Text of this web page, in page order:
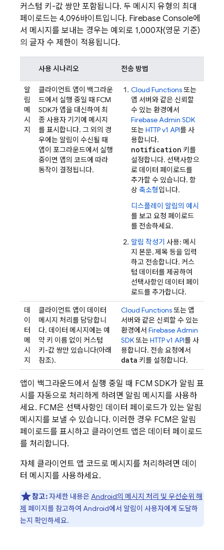
커스텀 키-값 쌍만 포함됩니다. 두 메시지 유형의 최대
페이로드는 4,096바이트입니다. Firebase Console에
서 메시지를 보내는 경우는 예외로 1,000자(영문 기준)
의 글자 수 제한이 적용됩니다.
사용 시나리오 전송 방법
알
림
메
시
지
클라이언트 앱이 백그라운
드에서 실행 중일 때 FCM
SDK가 앱을 대신하여 최
종 사용자 기기에 메시지
를 표시합니다. 그 외의 경
우에는 알림이 수신될 때
앱이 포그라운드에서 실행
중이면 앱의 코드에 따라
동작이 결정됩니다.
Cloud Functions 또는
앱 서버와 같은 신뢰할
수 있는 환경에서
FirebaseAdmin SDK
또는HTTP v1 API를 사
용합니다.
notification 키를
설정합니다. 선택사항으
로 데이터 페이로드를
추가할 수 있습니다. 항
상 축소형입니다.
디스플레이 알림의 예시
를 보고 요청 페이로드
를 전송하세요.
알림 작성기 사용: 메시
지 본문, 제목 등을 입력
하고 전송합니다. 커스
텀 데이터를 제공하여
선택사항인 데이터 페이
로드를 추가합니다.
데
이
터
메
시
지
클라이언트 앱이 데이터
메시지 처리를 담당합니
다. 데이터 메시지에는 예
약 키 이름 없이 커스텀
키-값 쌍만 있습니다(아래
참조).
Cloud Functions 또는 앱
서버와 같은 신뢰할 수 있는
환경에서 FirebaseAdmin
SDK 또는HTTP v1 API를 사
용합니다. 전송 요청에서
data 키를 설정합니다.
앱이 백그라운드에서 실행 중일 때 FCM SDK가 알림 표
시를 자동으로 처리하게 하려면 알림 메시지를 사용하
세요. FCM은 선택사항인 데이터 페이로드가 있는 알림
메시지를 보낼 수 있습니다. 이러한 경우 FCM은 알림
페이로드를 표시하고 클라이언트 앱은 데이터 페이로드
를 처리합니다.
자체 클라이언트 앱 코드로 메시지를 처리하려면 데이
터 메시지를 사용하세요.
참고:자세한 내용은Android의 메시지 처리 및 우선순위 해
제 페이지를 참고하여 Android에서 알림이 사용자에게 도달하
는지 확인하세요.